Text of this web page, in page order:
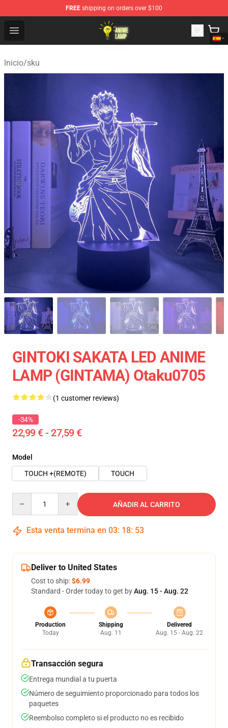
FREE shipping on orders over $100
Open menu
Anime Lamp Shop - The Best Store of Anime Lamp
Inicio/sku
GINTOKI SAKATA LED ANIME
LAMP (GINTAMA) Otaku0705
(1 customer reviews)
-34%
22,99 € - 27,59 €
Model
TOUCH +(REMOTE)
TOUCH
AÑADIR AL CARRITO
Esta venta termina en 03: 18: 53
Deliver to United States
Cost to ship:$6.99
Standard - Order today to get byAug. 15 - Aug. 22
Production
Today
Shipping
Aug. 11
Delivered
Aug. 15 - Aug. 22
Transacción segura
Entrega mundial a tu puerta
Número de seguimiento proporcionado para todos los
paquetes
Reembolso completo si el producto no es recibido